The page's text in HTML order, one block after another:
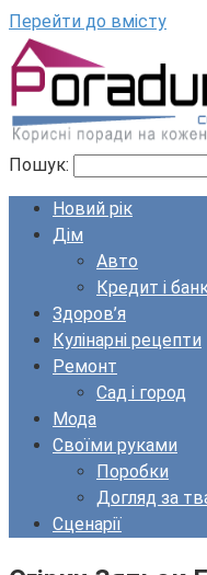
Перейти до вмісту
Пошук:
Новий рік
Дім
Авто
Кредит і
Здоров’я
Кулінарні рецепти
Ремонт
Сад і город
Мода
Своїми руками
Поробки
Догляд за
Сценарії